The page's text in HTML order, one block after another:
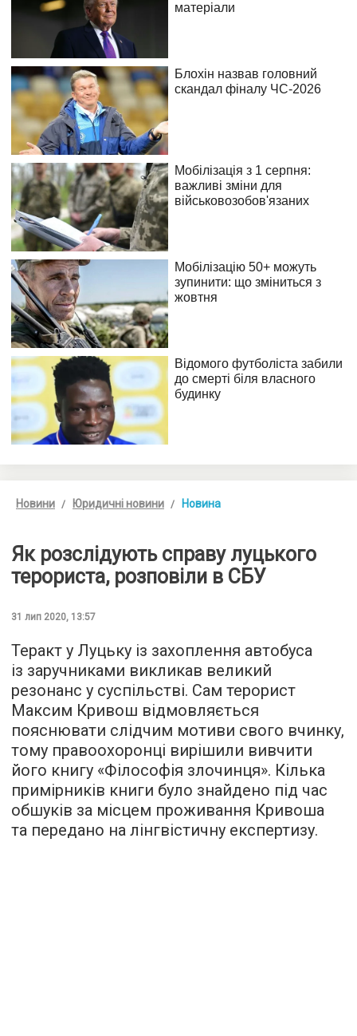
Новини Юридичні новини Новина
Як розслідують справу луцького
терориста, розповіли в СБУ
31 лип 2020, 13:57
Теракт у Луцьку із захоплення автобуса
із заручниками викликав великий
резонанс у суспільстві. Сам терорист
Максим Кривош відмовляється
пояснювати слідчим мотиви свого вчинку,
тому правоохоронці вирішили вивчити
його книгу «Філософія злочинця». Кілька
примірників книги було знайдено під час
обшуків за місцем проживання Кривоша
та передано на лінгвістичну експертизу.